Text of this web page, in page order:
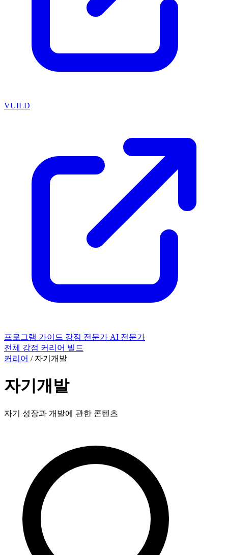
VUILD
프로그램 가이드 강점 전문가 AI 전문가
전체 강점 커리어 빌드
커리어 / 자기개발
자기개발
자기 성장과 개발에 관한 콘텐츠